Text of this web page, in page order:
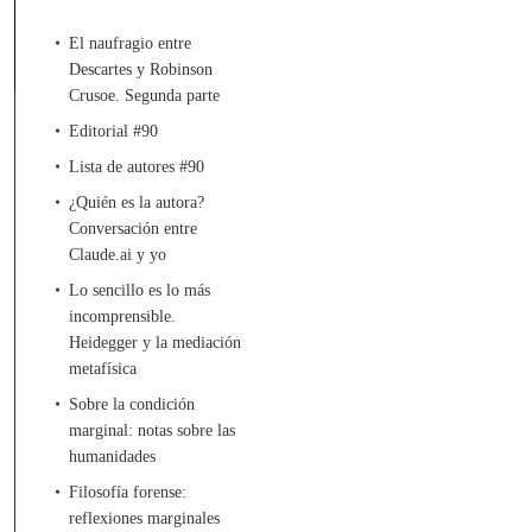
El naufragio entre
Descartes y Robinson
Crusoe. Segunda parte
Editorial #90
Lista de autores #90
¿Quién es la autora?
Conversación entre
Claude.ai y yo
Lo sencillo es lo más
incomprensible.
Heidegger y la mediación
metafísica
Sobre la condición
marginal: notas sobre las
humanidades
Filosofía forense:
reflexiones marginales